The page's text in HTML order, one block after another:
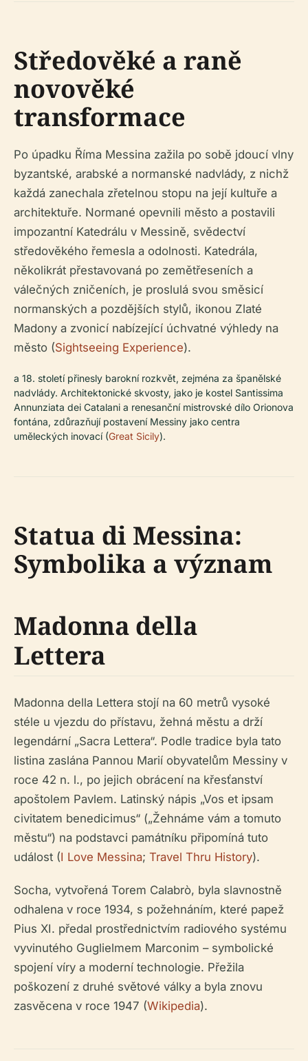
Středověké a raně
novověké
transformace
Po úpadku Říma Messina zažila po sobě jdoucí vlny
byzantské, arabské a normanské nadvlády, z nichž
každá zanechala zřetelnou stopu na její kultuře a
architektuře. Normané opevnili město a postavili
impozantní Katedrálu v Messině, svědectví
středověkého řemesla a odolnosti. Katedrála,
několikrát přestavovaná po zemětřeseních a
válečných zničeních, je proslulá svou směsicí
normanských a pozdějších stylů, ikonou Zlaté
Madony a zvonicí nabízející úchvatné výhledy na
město (Sightseeing Experience).
a 18. století přinesly barokní rozkvět, zejména za španělské
nadvlády. Architektonické skvosty, jako je kostel Santissima
Annunziata dei Catalani a renesanční mistrovské dílo Orionova
fontána, zdůrazňují postavení Messiny jako centra
uměleckých inovací (Great Sicily).
Statua di Messina:
Symbolika a význam
Madonna della
Lettera
Madonna della Lettera stojí na 60 metrů vysoké
stéle u vjezdu do přístavu, žehná městu a drží
legendární „Sacra Lettera“. Podle tradice byla tato
listina zaslána Pannou Marií obyvatelům Messiny v
roce 42 n. l., po jejich obrácení na křesťanství
apoštolem Pavlem. Latinský nápis „Vos et ipsam
civitatem benedicimus“ („Žehnáme vám a tomuto
městu“) na podstavci památníku připomíná tuto
událost (I Love Messina; Travel Thru History).
Socha, vytvořená Torem Calabrò, byla slavnostně
odhalena v roce 1934, s požehnáním, které papež
Pius XI. předal prostřednictvím radiového systému
vyvinutého Guglielmem Marconim – symbolické
spojení víry a moderní technologie. Přežila
poškození z druhé světové války a byla znovu
zasvěcena v roce 1947 (Wikipedia).